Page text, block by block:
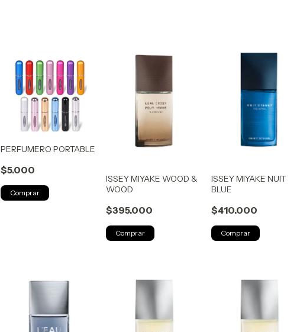
PERFUMERO PORTABLE
$5.000
Comprar
ISSEY MIYAKE WOOD &
WOOD
$395.000
ISSEY MIYAKE NUIT
BLUE
$410.000